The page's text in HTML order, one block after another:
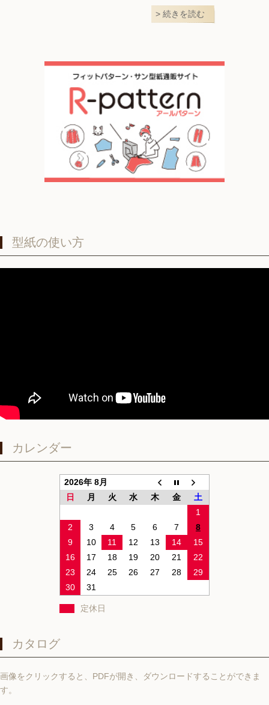
続きを読む
型紙の使い方
カレンダー
2026年 8月
日
月 火 水 木 金
土
1
2
3 4 5 6 7
8
9
10 11 12 13 14
15
16
17 18 19 20 21
22
23
24 25 26 27 28
29
30
31
定休日
カタログ
画像をクリックすると、PDFが開き、ダウンロードすることができま
す。